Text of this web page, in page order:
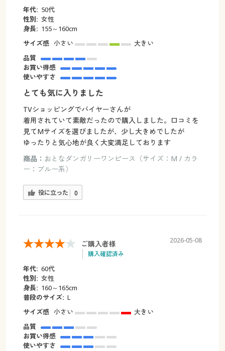
年代: 50代
性別: 女性
身長: 155～160cm
サイズ感 小さい
大きい
品質
お買い得感
使いやすさ
とても気に入りました
TVショッピングでバイヤーさんが
着用されていて素敵だったので購入しました。口コミを
見てMサイズを選びましたが、少し大きめでしたが
ゆったりと気心地が良く大変満足しております
商品： おとなダンガリーワンピース（サイズ：M / カラ
ー：ブルー系）
役に立った 0
ご購入者様
購入確認済み
2026-05-08
年代: 60代
性別: 女性
身長: 160～165cm
普段のサイズ: L
サイズ感 小さい
大きい
品質
お買い得感
使いやすさ